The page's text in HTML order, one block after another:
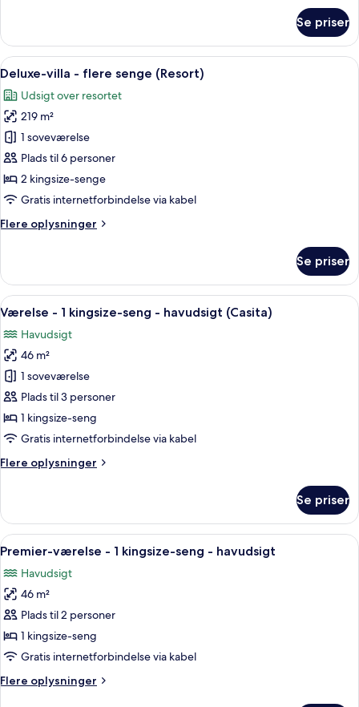
-
queensize-
-
havudsigt
Se priser
Indlæs
alle
billeder
af
Deluxe-
villa
-
flere
(Resort)
En rummelig stue med spiseplads,
7
Deluxe-villa - flere senge (Resort)
Udsigt over resortet
219 m²
1 soveværelse
Plads til 6 personer
2 kingsize-senge
Gratis internetforbindelse via kabel
Flere oplysninger
Flere
villa
flere
(Resort)
Se priser
Indlæs
alle
billeder
af
Værelse
-
1
kingsize-
-
Et hotelværelse med en stor seng,
5
Værelse - 1 kingsize-seng - havudsigt (Casita)
Havudsigt
46 m²
1 soveværelse
Plads til 3 personer
1 kingsize-seng
Gratis internetforbindelse via kabel
Flere oplysninger
Flere
-
kingsize-
-
havudsigt
Se priser
Indlæs
alle
billeder
af
Premier-
værelse
-
kingsize-
Et hotelværelse med en stor seng,
5
Premier-værelse - 1 kingsize-seng - havudsigt
Havudsigt
46 m²
Plads til 2 personer
1 kingsize-seng
Gratis internetforbindelse via kabel
Flere oplysninger
Flere